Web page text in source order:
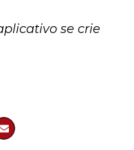
se crie